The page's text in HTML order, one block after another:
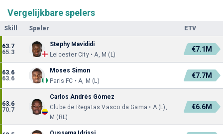
Vergelijkbare spelers
Skill Speler ETV
63.7
65.3
Stephy Mavididi
Leicester City • A, M (L)
€7.1M
63.6
63.6
Moses Simon
Paris FC • A, M (L)
€7.7M
63.6
70.7
Carlos Andrés Gómez
Clube de Regatas Vasco da Gama • A (L),
M (RL)
€6.6M